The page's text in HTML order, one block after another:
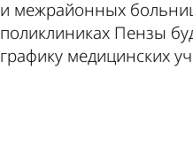
и межрайонных
поликлиниках Пензы
графику медицинских